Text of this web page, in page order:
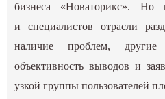
бизнеса «‎Новаторикс». Но
и специалистов отрасли
наличие проблем,
объективность выводов и
узкой группы пользователей